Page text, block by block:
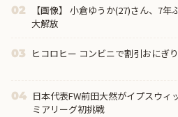
02
【画像】 小倉ゆうか(27)さん、7年
大解放
03 ヒコロヒー コンビニで割引おにぎ
04 日本代表FW前田大然がイプスウィ
ミアリーグ初挑戦